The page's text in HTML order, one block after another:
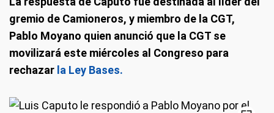
gremio de Camioneros, y miembro de la CGT,
Pablo Moyano quien anunció que la CGT se
movilizará este miércoles al Congreso para
rechazar la Ley Bases.